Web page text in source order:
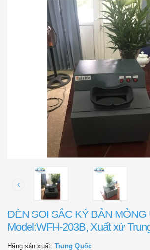
ĐÈN SOI SẮC KÝ BẢN MỎNG
Model:WFH-203B, Xuất xứ
Hãng sản xuất: Trung Quốc